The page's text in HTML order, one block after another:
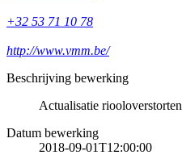
+32 53 71 10 78
http://www.vmm.be/
Beschrijving bewerking
Actualisatie riooloverstorten
Datum bewerking
2018-09-01T12:00:00